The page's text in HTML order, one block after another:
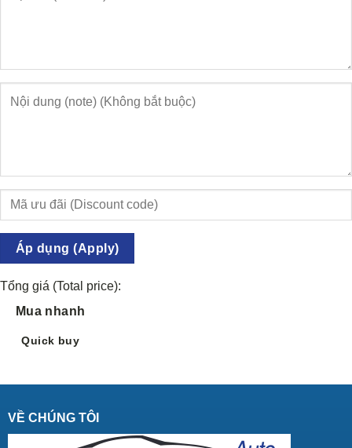
Áp dụng (Apply)
Tổng giá (Total price):
Mua nhanh
Quick buy
VỀ CHÚNG TÔI